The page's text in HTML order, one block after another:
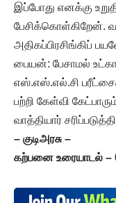
இப்போது எனக்கு
பேசிக்கொள்கிறேன்.
அதிகப்பிரசிங்கிப்
பையன்: பேசாமல்
எஸ்.எஸ்.எல்.சி
பற்றி கேள்வி
வாத்தியார்
– குடிஅரசு –
கற்பனை உரையாடல் –